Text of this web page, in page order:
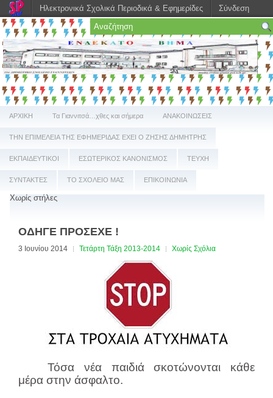
ΑΡΧΙΚΗ Τα Γιαννιτσά…χθες και σήμερα ΑΝΑΚΟΙΝΩΣΕΙΣ
ΤΗΝ ΕΠΙΜΕΛΕΙΑ ΤΗΣ ΕΦΗΜΕΡΙΔΑΣ ΕΧΕΙ Ο ΖΗΣΗΣ ΔΗΜΗΤΡΗΣ
ΕΚΠΑΙΔΕΥΤΙΚΟΙ ΕΣΩΤΕΡΙΚΟΣ ΚΑΝΟΝΙΣΜΟΣ ΤΕΥΧΗ
ΣΥΝΤΑΚΤΕΣ ΤΟ ΣΧΟΛΕΙΟ ΜΑΣ ΕΠΙΚΟΙΝΩΝΙΑ
Χωρίς στήλες
ΟΔΗΓΕ ΠΡΟΣΕΧΕ !
3 Ιουνίου 2014 Τετάρτη Τάξη 2013-2014 Χωρίς Σχόλια
Τόσα νέα παιδιά σκοτώνονται κάθε
μέρα στην άσφαλτο.
Ηλεκτρονικά Σχολικά Περιοδικά & Εφημερίδες Σύνδεση